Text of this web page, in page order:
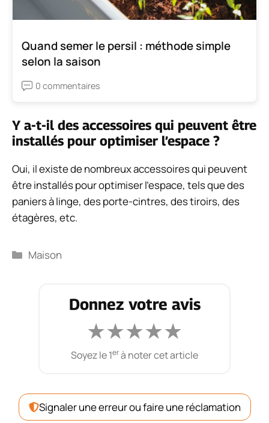
Quand semer le persil : méthode simple
selon la saison
0 commentaires
Y a-t-il des accessoires qui peuvent être
installés pour optimiser l’espace ?
Oui, il existe de nombreux accessoires qui peuvent
être installés pour optimiser l’espace, tels que des
paniers à linge, des porte-cintres, des tiroirs, des
étagères, etc.
Catégories
Maison
Donnez votre avis
★★★★★
Soyez le 1erà noter cet article
Signaler une erreur ou faire une réclamation